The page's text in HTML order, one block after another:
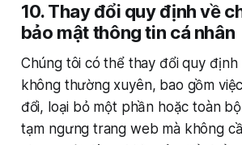
10. Thay đổi quy định về
bảo mật thông tin cá nhân
Chúng tôi có thể thay đổi quy định
không thường xuyên, bao gồm
đổi, loại bỏ một phần hoặc toàn
tạm ngưng trang web mà không